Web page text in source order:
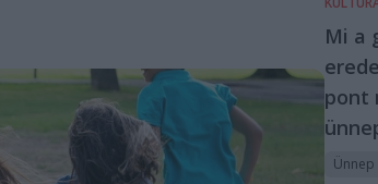
Mi a
pont
Ünnep